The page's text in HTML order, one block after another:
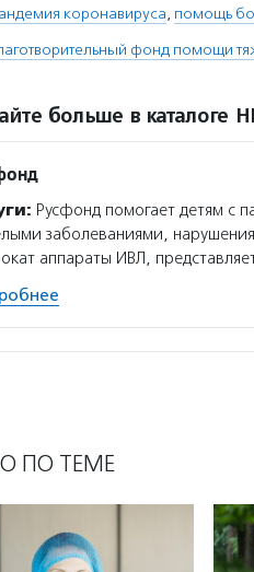
коронавируса, помощь
фонд помощи
больше в каталоге
Русфонд помогает детям с
заболеваниями,
аппараты ИВЛ,
ПО ТЕМЕ